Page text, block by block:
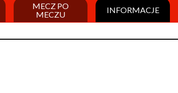
MECZ PO
MECZU
INFORMACJE